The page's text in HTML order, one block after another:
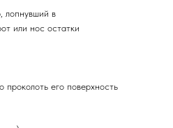
лопнувший в
или нос остатки
его поверхность